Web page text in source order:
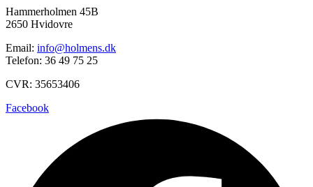
Hammerholmen 45B
2650 Hvidovre
Email: info@holmens.dk
Telefon: 36 49 75 25
CVR: 35653406
Facebook